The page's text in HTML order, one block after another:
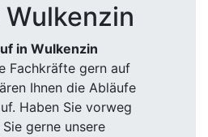
in Wulkenzin
Fachkräfte gern auf
Ihnen die Abläufe
Haben Sie vorweg
gerne unsere